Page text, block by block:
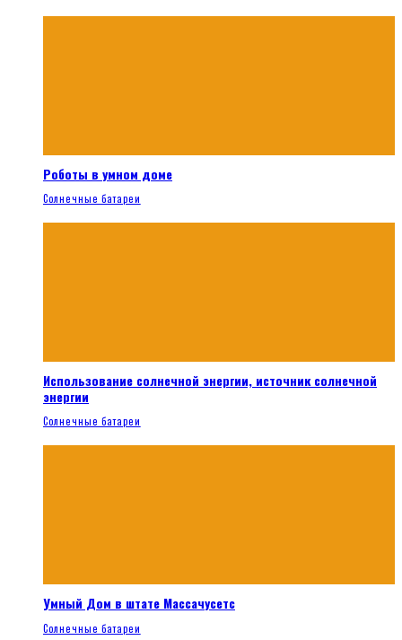
Роботы в умном доме
Солнечные батареи
Использование солнечной энергии, источник солнечной
энергии
Солнечные батареи
Умный Дом в штате Массачусетс
Солнечные батареи